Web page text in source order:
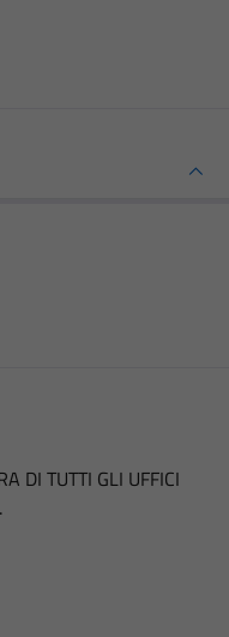
DI TUTTI GLI UFFICI